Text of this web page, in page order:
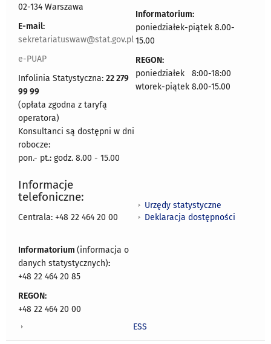
02-134 Warszawa
E-mail:
sekretariatuswaw@stat.gov.pl
e-PUAP
Infolinia Statystyczna: 22 279
99 99
(opłata zgodna z taryfą
operatora)
Konsultanci są dostępni w dni
robocze:
pon.- pt.: godz. 8.00 - 15.00
Informatorium:
poniedziałek-piątek 8.00-
15.00
REGON:
poniedziałek 8:00-18:00
wtorek-piątek 8.00-15.00
Informacje
telefoniczne:
Centrala: +48 22 464 20 00
Informatorium (informacja o
danych statystycznych):
+48 22 464 20 85
REGON:
+48 22 464 20 00
Urzędy statystyczne
Deklaracja dostępności
ESS